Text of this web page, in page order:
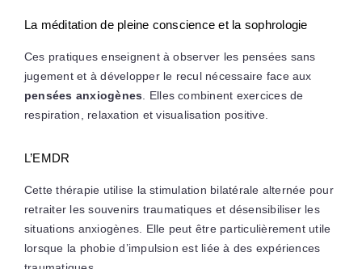
La méditation de pleine conscience et la sophrologie
Ces pratiques enseignent à observer les pensées sans
jugement et à développer le recul nécessaire face aux
pensées anxiogènes . Elles combinent exercices de
respiration, relaxation et visualisation positive.
L’EMDR
Cette thérapie utilise la stimulation bilatérale alternée pour
retraiter les souvenirs traumatiques et désensibiliser les
situations anxiogènes. Elle peut être particulièrement utile
lorsque la phobie d’impulsion est liée à des expériences